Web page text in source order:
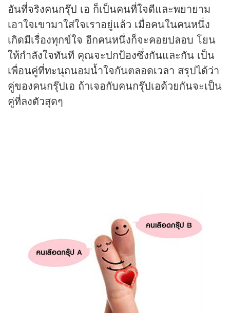
อันที่จริงคนกรุ๊ป เอ ก็เป็นคนที่ใจดีและพยายาม
เอาใจเขามาใส่ใจเราอยู่แล้ว เมื่อคนในคนหนึ่ง
เกิดมีเรื่องทุกข์ใจ อีกคนหนึ่งก็จะคอยปลอบ โยน
ให้กำลังใจทันที คุณจะปกป้องซึ่งกันและกัน เป็น
เพื่อนคู่ที่ทะนุถนอมน้ำใจกันตลอดเวลา สรุปได้ว่า
คู่ของคนกรุ๊ปเอ ถ้าเจอกับคนกรุ๊ปเอด้วยกันจะเป็น
คู่ที่ลงตัวสุดๆ